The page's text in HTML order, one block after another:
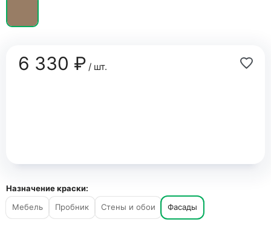
6 330 ₽/ шт.
Назначение краски:
Мебель
Пробник Стены и обои Фасады